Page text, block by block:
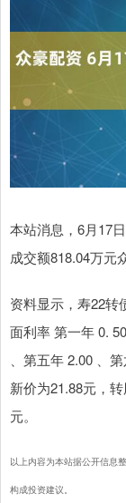
本站消息，6月17
成交额818.04万元
资料显示，寿22转
面利率 第一年 0.
、第五年 2.00 、
新价为21.88元，
元。
以上内容为本站据公开信息
构成投资建议。